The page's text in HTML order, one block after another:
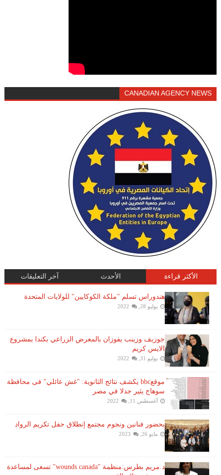
CANADIAN AGENCY NEWS
الأكثر قراءة الأحدث آخر التعليقات
هندوراس تسلم "ملكة الكوكايين" للولايات المتحدة
يوليو 28, 2022
جوزيف وزينب يفوزان بالمعرض الزراعي بكندا بمشروع
الايس كريم
يوليو 31, 2022
موقعbbc يكشف نتائج الثانوية: "غش عائلي" فى محافظة
سوهاج يثير جدلا في مصر
أغسطس 11, 2022
بحضور فنانين ونجوم مجتمع إنطلاق حفل تكريم الرواد
مايو 26, 2023
د.مريم بطرس:منظمة "wounds canada" تسعى لمساعدة